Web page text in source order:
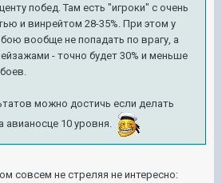
побед. Там есть "игроки" с очень
и винрейтом 28-35%. При этом у
вообще не попадать по врагу, а
- точно будет 30% и меньше
можно достичь если делать
авианосце 10 уровня.
совсем не стреляя не интересно: